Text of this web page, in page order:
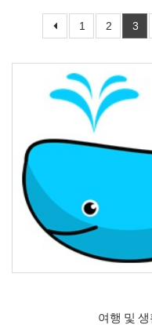
1 2 3
여행 및